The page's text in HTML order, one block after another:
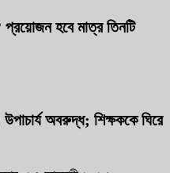
প্রয়োজন হবে মাত্র তিনটি
অবরুদ্ধ; শিক্ষককে ঘিরে